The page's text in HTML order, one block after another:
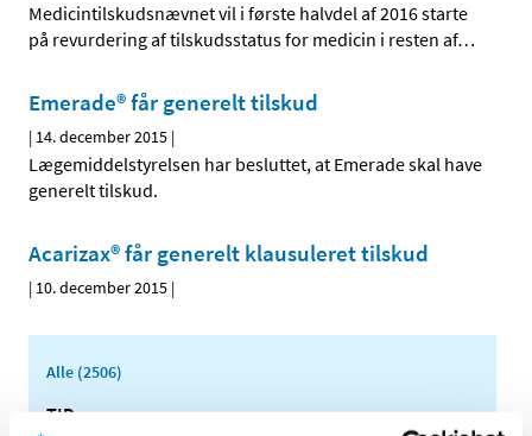
Medicintilskudsnævnet vil i første halvdel af 2016 starte
på revurdering af tilskudsstatus for medicin i resten af…
Emerade® får generelt tilskud
| 14. december 2015 |
Lægemiddelstyrelsen har besluttet, at Emerade skal have
generelt tilskud.
Acarizax® får generelt klausuleret tilskud
| 10. december 2015 |
Alle (2506)
TID